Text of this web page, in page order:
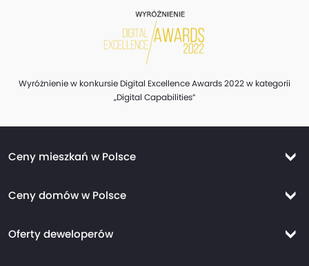
Wyróżnienie w konkursie Digital Excellence Awards 2022 w kategorii
„Digital Capabilities”
Ceny mieszkań w Polsce
Ceny mieszkań Kraków
Ceny mieszkań Wrocław
Ceny domów w Polsce
Ceny domów Kraków
Oferty deweloperów